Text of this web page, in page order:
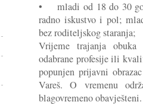
• mladi od 18 do 30
radno iskustvo i pol;
bez roditeljskog staranja;
Vrijeme trajanja obuka
odabrane profesije ili
popunjen prijavni
Vareš. O vremenu
blagovremeno obavješteni.